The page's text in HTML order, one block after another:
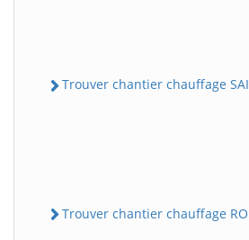
Trouver chantier chauffage
Trouver chantier chauffage